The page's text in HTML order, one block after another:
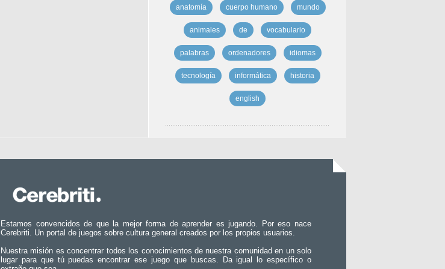
anatomía cuerpo humano mundo
animales de vocabulario
palabras ordenadores idiomas
tecnología informática historia
english
Estamos convencidos de que la mejor forma de aprender es jugando. Por eso nace
Cerebriti. Un portal de juegos sobre cultura general creados por los propios usuarios.
Nuestra misión es concentrar todos los conocimientos de nuestra comunidad en un solo
lugar para que tú puedas encontrar ese juego que buscas. Da igual lo específico o